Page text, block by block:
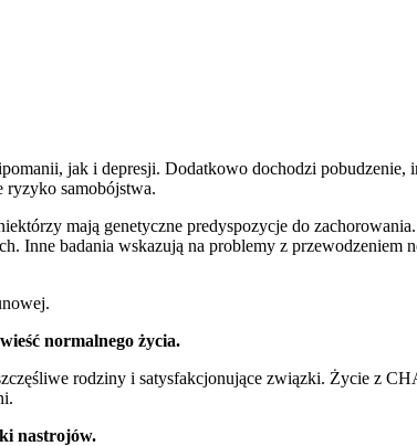
jak i depresji. Dodatkowo dochodzi
ryzyko samobójstwa.
mają genetyczne predyspozycje do
Inne badania wskazują na problemy z
normalnego życia.
rodziny i satysfakcjonujące związki. Życie z
nastrojów.